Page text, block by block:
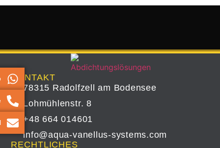
KONTAKT
78315 Radolfzell am Bodensee
Lohmühlenstr. 8
+48 664 014601
info@aqua-vanellus-systems.com
RECHTLICHES